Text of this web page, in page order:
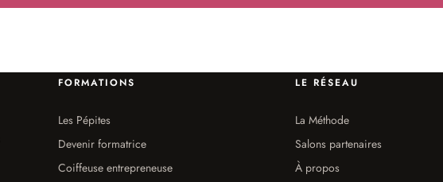
FORMATIONS
Les Pépites
Devenir formatrice
Coiffeuse entrepreneuse
LE RÉSEAU
La Méthode
Salons partenaires
À propos